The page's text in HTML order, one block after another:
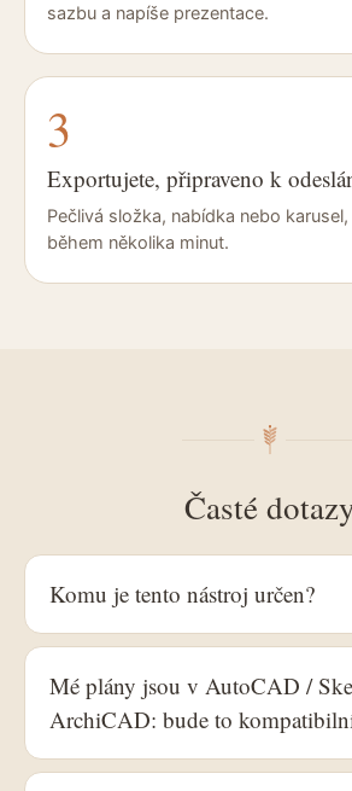
sazbu a napíše prezentace.
3
Exportujete, připraveno k
Pečlivá složka, nabídka nebo
během několika minut.
Časté
Komu je tento nástroj určen?
Mé plány jsou v AutoCAD /
ArchiCAD: bude to